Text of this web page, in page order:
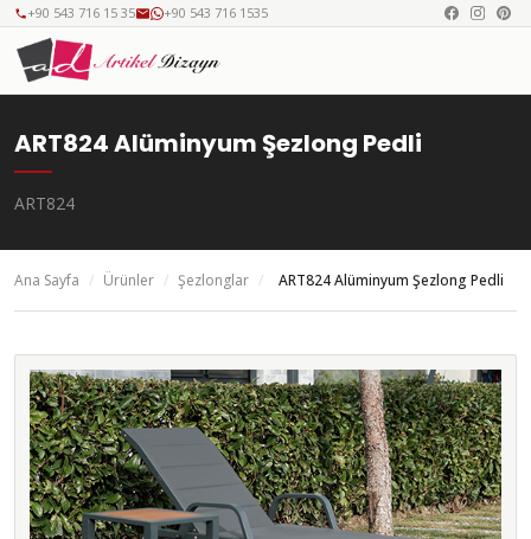
+90 543 716 15 35 +90 543 716 1535
ART824 Alüminyum Şezlong Pedli
ART824
Ana Sayfa / Ürünler / Şezlonglar / ART824 Alüminyum Şezlong Pedli